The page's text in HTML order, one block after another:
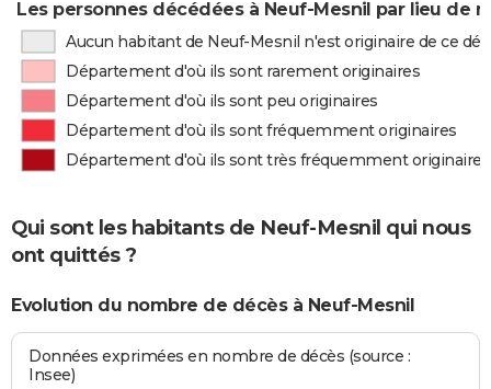
Les personnes décédées à Neuf-Mesnil par lieu de
Aucun habitant de Neuf-Mesnil n'est originaire de ce
Département d'où ils sont rarement originaires
Département d'où ils sont peu originaires
Département d'où ils sont fréquemment originaires
Département d'où ils sont très fréquemment originaires
Qui sont les habitants de Neuf-Mesnil qui nous
ont quittés ?
Evolution du nombre de décès à Neuf-Mesnil
Données exprimées en nombre de décès (source :
Insee)